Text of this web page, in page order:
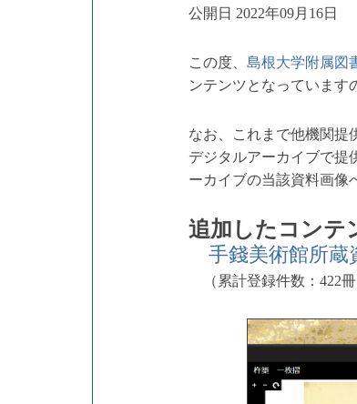
公開日 2022年09月16日
この度、 島根大学附属図
ンテンツとなっています
なお、これまで他機関提
デジタルアーカイブで
ーカイブの当該資料画像
追加したコンテ
手錢美術館所蔵
（累計登録件数：422冊